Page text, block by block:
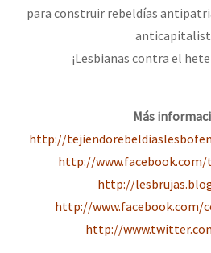
para construir rebeldías
¡Lesbianas contra el
Más
http://
http://www.facebook.com/
http://
http://www.facebook.com/
http://